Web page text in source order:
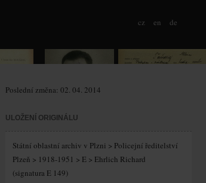
cz en de
Poslední změna: 02. 04. 2014
ULOŽENÍ ORIGINÁLU
Státní oblastní archiv v Plzni > Policejní ředitelství
Plzeň > 1918-1951 > E > Ehrlich Richard
(signatura E 149)